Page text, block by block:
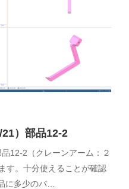
）部品12-2
12-2（クレーンアーム：２
す。十分使えることが確認
に多少のバ…